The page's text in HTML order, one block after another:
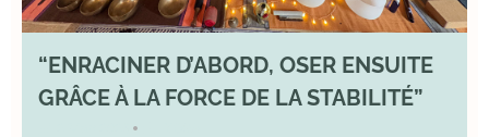
“ENRACINER D’ABORD, OSER ENSUITE
GRÂCE À LA FORCE DE LA STABILITÉ”
•